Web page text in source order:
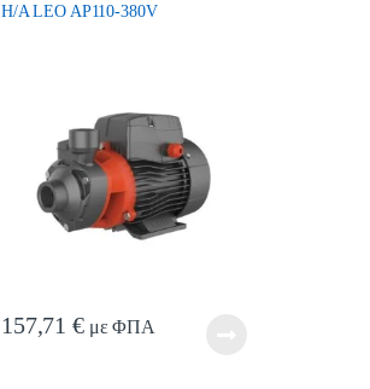
H/A LEO AP110-380V
157,71€με ΦΠΑ